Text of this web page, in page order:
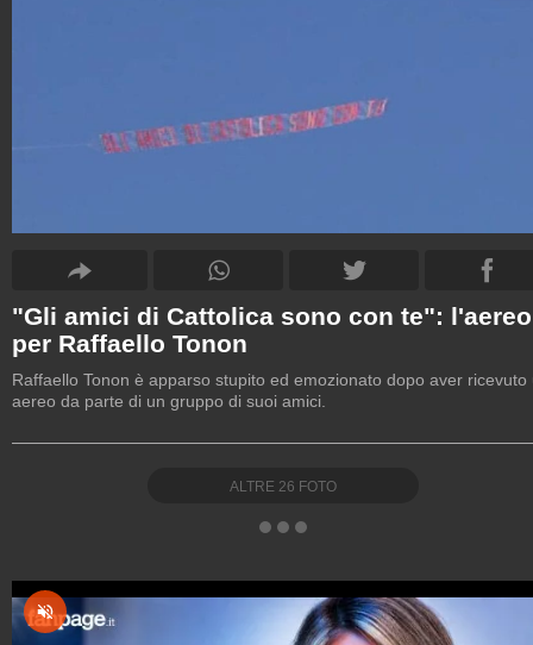
"Gli amici di Cattolica sono con te": l'aereo
per Raffaello Tonon
Raffaello Tonon è apparso stupito ed emozionato dopo aver ricevuto
aereo da parte di un gruppo di suoi amici.
ALTRE 26 FOTO